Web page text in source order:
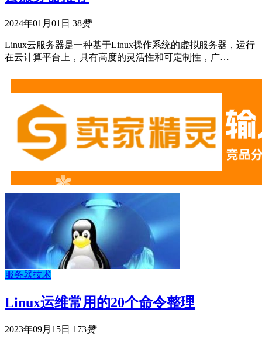
2024年01月01日 38赞
Linux云服务器是一种基于Linux操作系统的虚拟服务器，运行
在云计算平台上，具有高度的灵活性和可定制性，广…
服务器技术
Linux运维常用的20个命令整理
2023年09月15日 173赞